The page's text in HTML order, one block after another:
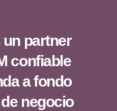
partner
confiable
a fondo
negocio